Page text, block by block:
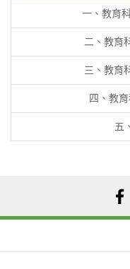
一、 教育
二、 教育
三、 教育
四、 教
五、